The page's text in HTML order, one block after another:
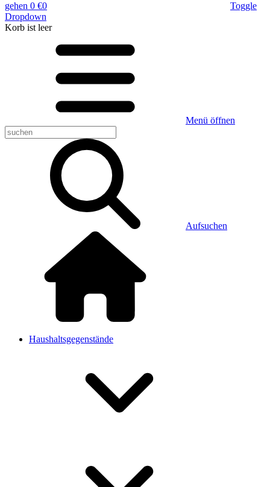
gehen 0 €0
Toggle
Dropdown
Korb ist leer
Menü öffnen
Aufsuchen
Haushaltsgegenstände